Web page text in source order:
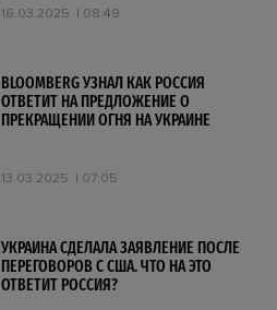
16.03.2025 08:49
BLOOMBERG УЗНАЛ КАК РОССИЯ
ОТВЕТИТ НА ПРЕДЛОЖЕНИЕ О
ПРЕКРАЩЕНИИ ОГНЯ НА УКРАИНЕ
13.03.2025 07:05
УКРАИНА СДЕЛАЛА ЗАЯВЛЕНИЕ ПОСЛЕ
ПЕРЕГОВОРОВ С США. ЧТО НА ЭТО
ОТВЕТИТ РОССИЯ?